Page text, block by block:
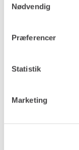
Nødvendig
Præferencer
Statistik
Marketing
Kapacitet, maks
LEJ NU
Renta udlejer